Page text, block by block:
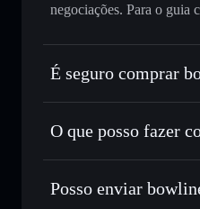
negociações. Para o guia
É seguro comprar
bowline não está
O que posso fazer
bowline
Carteira
Trocar
Posso enviar